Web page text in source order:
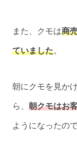
また、クモは商
ていました。
朝にクモを見か
ら、 朝クモはお
ようになったので